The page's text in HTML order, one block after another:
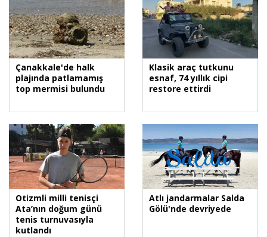
Çanakkale'de halk
plajında patlamamış
top mermisi bulundu
Klasik araç tutkunu
esnaf, 74 yıllık cipi
restore ettirdi
Otizmli milli tenisçi
Ata’nın doğum günü
tenis turnuvasıyla
kutlandı
Atlı jandarmalar Salda
Gölü'nde devriyede